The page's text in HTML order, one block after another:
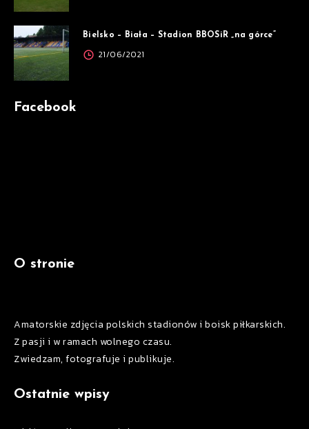
Bielsko – Biała – Stadion BBOSiR „na górce”
21/06/2021
Facebook
O stronie
Amatorskie zdjęcia polskich stadionów i boisk piłkarskich.
Z pasji i w ramach wolnego czasu.
Zwiedzam, fotografuje i publikuje.
Ostatnie wpisy